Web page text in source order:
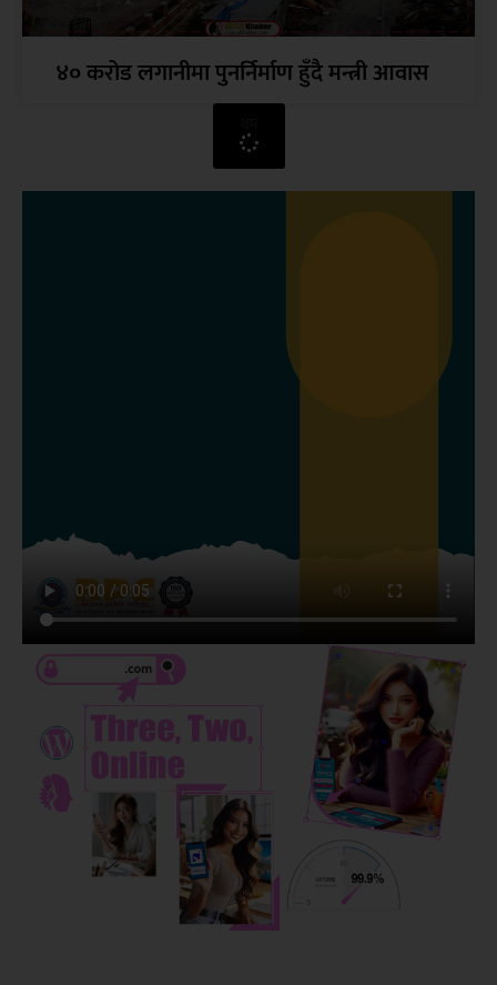
४० करोड लगानीमा पुनर्निर्माण हुँदै मन्त्री आवास